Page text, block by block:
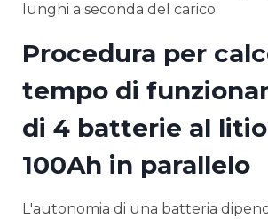
lunghi a seconda del carico.
Procedura per
tempo di
di 4 batterie al litio
100Ah in parallelo
L'autonomia di una batteria